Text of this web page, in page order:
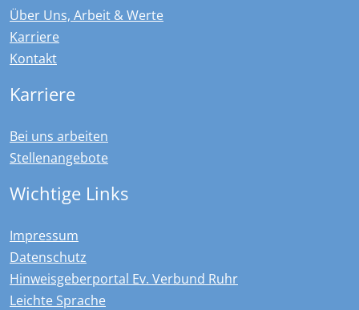
Über Uns, Arbeit & Werte
Karriere
Kontakt
Karriere
Bei uns arbeiten
Stellenangebote
Wichtige Links
Impressum
Datenschutz
Hinweisgeberportal Ev. Verbund Ruhr
Leichte Sprache